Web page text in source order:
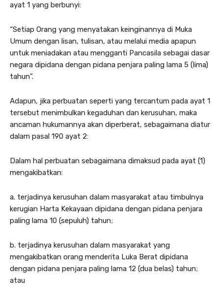
ayat 1 yang berbunyi:
“Setiap Orang yang menyatakan keinginannya di Muka
Umum dengan lisan, tulisan, atau melalui media apapun
untuk meniadakan atau mengganti Pancasila sebagai dasar
negara dipidana dengan pidana penjara paling lama 5 (lima)
tahun”.
Adapun, jika perbuatan seperti yang tercantum pada ayat 1
tersebut menimbulkan kegaduhan dan kerusuhan, maka
ancaman hukumannya akan diperberat, sebagaimana diatur
dalam pasal 190 ayat 2:
Dalam hal perbuatan sebagaimana dimaksud pada ayat (1)
mengakibatkan:
a. terjadinya kerusuhan dalam masyarakat atau timbulnya
kerugian Harta Kekayaan dipidana dengan pidana penjara
paling lama 10 (sepuluh) tahun;
b. terjadinya kerusuhan dalam masyarakat yang
mengakibatkan orang menderita Luka Berat dipidana
dengan pidana penjara paling lama 12 (dua belas) tahun;
atau